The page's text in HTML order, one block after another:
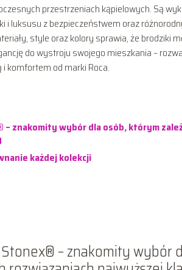
przestrzeniach kąpielowych. Są
i luksusu z bezpieczeństwem oraz
style oraz kolory sprawia, że brodziki
do wystroju swojego mieszkania –
komfortem od marki Roca.
znakomity wybór dla osób, którym
każdej kolekcji
– znakomity wybór